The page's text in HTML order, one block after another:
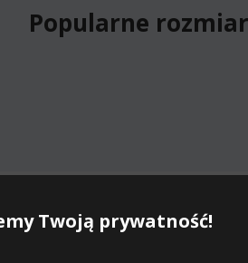
Twoją prywatność!
Popularne
Dostępne